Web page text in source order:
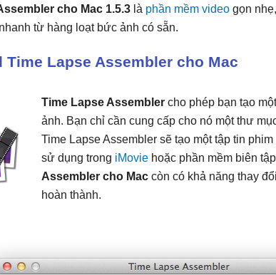
cho Mac 1.5.3 là phần mềm video gọn
từ hàng loạt bức ảnh có sẵn.
Time Lapse Assembler cho Mac
Time Lapse Assembler cho phép bạn tạo
ảnh. Bạn chỉ cần cung cấp cho nó một thư
Time Lapse Assembler sẽ tạo một tập tin
sử dụng trong iMovie hoặc phần mềm biên
Assembler cho Mac còn có khả năng thay
hoàn thành.